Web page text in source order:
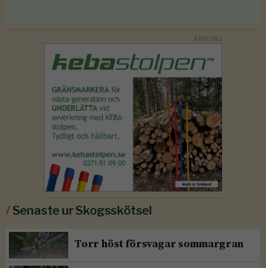
/Senaste ur Skogsskötsel
Torr höst försvagar sommargran